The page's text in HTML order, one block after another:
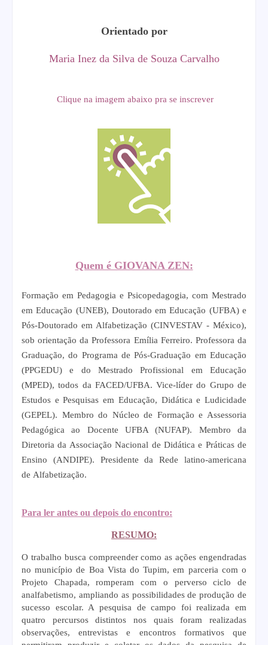
Orientado por
Maria Inez da Silva de Souza Carvalho
Clique na imagem abaixo pra se inscrever
Quem é GIOVANA ZEN:
Formação em Pedagogia e Psicopedagogia, com Mestrado
em Educação (UNEB), Doutorado em Educação (UFBA) e
Pós-Doutorado em Alfabetização (CINVESTAV - México),
sob orientação da Professora Emília Ferreiro. Professora da
Graduação, do Programa de Pós-Graduação em Educação
(PPGEDU) e do Mestrado Profissional em Educação
(MPED), todos da FACED/UFBA. Vice-líder do Grupo de
Estudos e Pesquisas em Educação, Didática e Ludicidade
(GEPEL). Membro do Núcleo de Formação e Assessoria
Pedagógica ao Docente UFBA (NUFAP). Membro da
Diretoria da Associação Nacional de Didática e Práticas de
Ensino (ANDIPE). Presidente da Rede latino-americana
de Alfabetização.
Para ler antes ou depois do encontro:
RESUMO:
O trabalho busca compreender como as ações engendradas
no município de Boa Vista do Tupim, em parceria com o
Projeto Chapada, romperam com o perverso ciclo de
analfabetismo, ampliando as possibilidades de produção de
sucesso escolar. A pesquisa de campo foi realizada em
quatro percursos distintos nos quais foram realizadas
observações, entrevistas e encontros formativos que